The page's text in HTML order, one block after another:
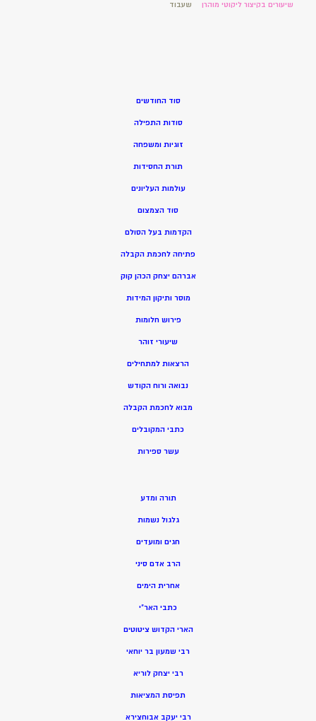
שיעורים בקיצור ליקוטי מוהרן שעבוד
סוד החודשים
סודות התפילה
זוגיות ומשפחה
תורת החסידות
עולמות העליונים
סוד הצמצום
הקדמות בעל הסולם
פתיחה לחכמת הקבלה
אברהם יצחק הכהן קוק
מוסר ותיקון המידות
פירוש חלומות
שיעורי זוהר
הרצאות למתחילים
נבואה ורוח הקודש
מבוא לחכמת הקבלה
כתבי המקובלים
עשר ספירות
תורה ומדע
גלגול נשמות
חגים ומועדים
הרב אדם סיני
אחרית הימים
כתבי האר”י
הארי הקדוש ציטוטים
רבי שמעון בר יוחאי
רבי יצחק לוריא
תפיסת המציאות
רבי יעקב אבוחצירא